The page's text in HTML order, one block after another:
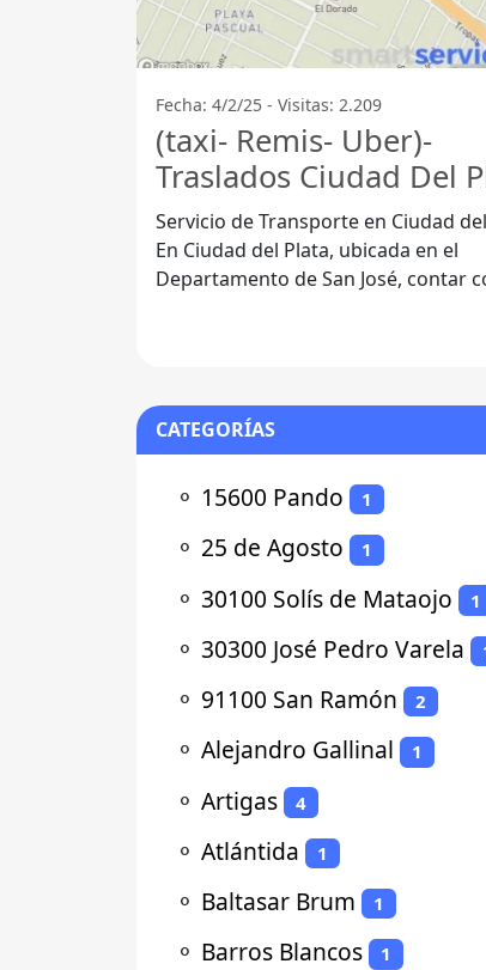
Fecha: 4/2/25 - Visitas: 2.209
(taxi- Remis- Uber)-
Traslados Ciudad Del
- Ciudad Del Plata
Servicio de Transporte en Ciudad
En Ciudad del Plata, ubicada en el
Departamento de San José, contar
CATEGORÍAS
⚬ 15600 Pando 1
⚬ 25 de Agosto 1
⚬ 30100 Solís de Mataojo 1
⚬ 30300 José Pedro Varela
⚬ 91100 San Ramón 2
⚬ Alejandro Gallinal 1
⚬ Artigas 4
⚬ Atlántida 1
⚬ Baltasar Brum 1
⚬ Barros Blancos 1